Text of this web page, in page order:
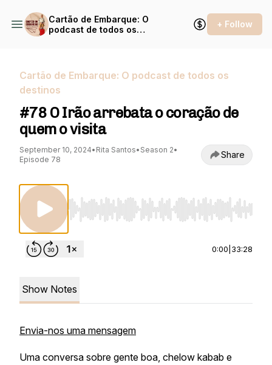
Cartão de Embarque: O
podcast de todos os
+ Follow
Cartão de Embarque: O podcast de todos os
destinos
#78 O Irão arrebata o coração de
quem o visita
September 10, 2024• Rita Santos• Season 2•
Episode 78
Share
Use Left/Right to seek, Home/End to jump
0:00 33:28
Show Notes
Envia-nos uma mensagem
Uma conversa sobre gente boa, chelow kabab e